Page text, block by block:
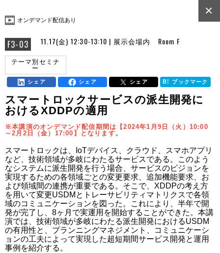
オンデマンド配信あり
F3-03 11.17(金) 12:30-13:10 | 展示会場内 Room F
×
テーマ別セミナ
ー
シェア シェア シェア ブックマーク
スマートロックサービスの派生開発に
おけるXDDPの適用
※本講演のオンデマンド配信期間は【2024年1月9日（火）10:00
～2月2日（金）17:00】となります。
スマートロックは、IoTデバイス、クラウド、スマホアプリ
など、技術領域が多岐にわたるサービスである。このよう
なシステムに派生開発を行う場合、サービスのビジョンを
実現するための各領域ごとの変更要求、追加機能要求、お
よび領域間の連携が重要である。そこで、XDDPの考え方
を用いて変更USDMとトレーサビリティマトリクスで各領
域のコミュニケーションを図った。これにより、半年で開
発が完了し、8ヶ月で実運用を開始することができた。本講
演では、技術領域が多岐にわたる派生開発におけるUSDM
の有用性と、プランニングマネジメント、コミュニケーシ
ョンの工夫によって実現した超短期間サービス開発と運用
事例を紹介する。